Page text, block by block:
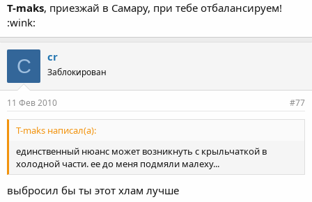
T-maks, приезжай в Самару, при тебе отбалансируем!
:wink:
C cr
Заблокирован
11 Фев 2010 #77
T-maks написал(а):
единственный нюанс может возникнуть с крыльчаткой в
холодной части. ее до меня подмяли малеху...
выбросил бы ты этот хлам лучше